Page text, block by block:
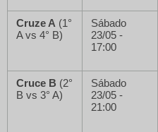
Cruze A (1°
A vs 4° B)
Sábado
23/05 -
17:00
Cruce B (2°
B vs 3° A)
Sábado
23/05 -
21:00